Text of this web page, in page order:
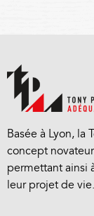
Basée à Lyon, la
concept
permettant ainsi
leur projet de vie.